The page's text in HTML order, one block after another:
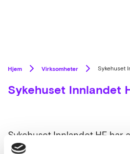
Hjem Virksomheter Sykehuset
Sykehuset Innlandet
Sykehuset Innlandet HF har
spesialisthelsetjenester